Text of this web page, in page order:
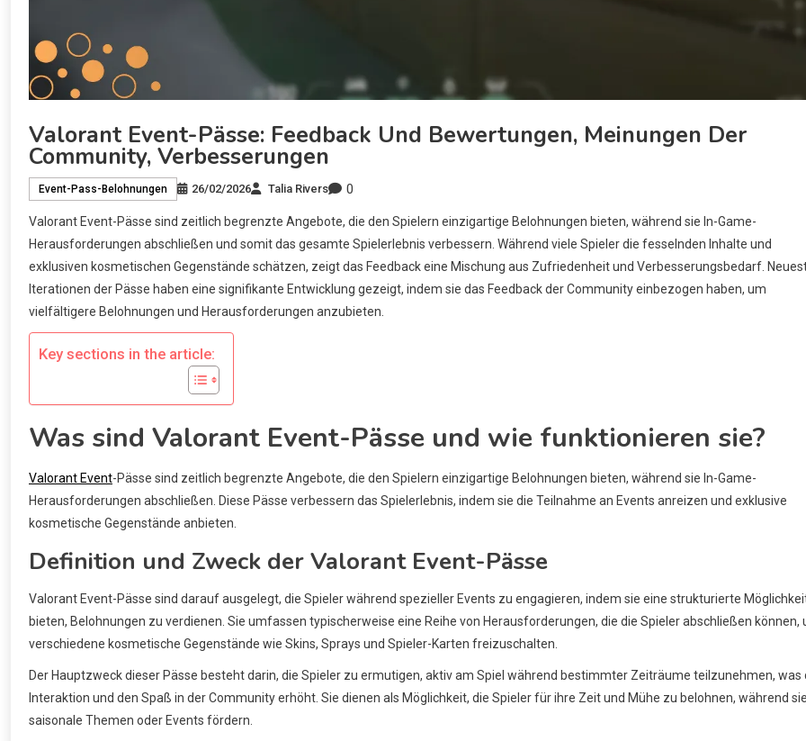
Valorant Event-Pässe: Feedback Und Bewertungen, Meinungen Der
Community, Verbesserungen
Event-Pass-Belohnungen 26/02/2026 Talia Rivers 0
Valorant Event-Pässe sind zeitlich begrenzte Angebote, die den Spielern einzigartige Belohnungen bieten, während sie In-Game-
Herausforderungen abschließen und somit das gesamte Spielerlebnis verbessern. Während viele Spieler die fesselnden Inhalte und
exklusiven kosmetischen Gegenstände schätzen, zeigt das Feedback eine Mischung aus Zufriedenheit und Verbesserungsbedarf.
Iterationen der Pässe haben eine signifikante Entwicklung gezeigt, indem sie das Feedback der Community einbezogen haben, um
vielfältigere Belohnungen und Herausforderungen anzubieten.
Key sections in the article:
Was sind Valorant Event-Pässe und wie funktionieren sie?
Valorant Event-Pässe sind zeitlich begrenzte Angebote, die den Spielern einzigartige Belohnungen bieten, während sie In-Game-
Herausforderungen abschließen. Diese Pässe verbessern das Spielerlebnis, indem sie die Teilnahme an Events anreizen und exklusive
kosmetische Gegenstände anbieten.
Definition und Zweck der Valorant Event-Pässe
Valorant Event-Pässe sind darauf ausgelegt, die Spieler während spezieller Events zu engagieren, indem sie eine strukturierte
bieten, Belohnungen zu verdienen. Sie umfassen typischerweise eine Reihe von Herausforderungen, die die Spieler abschließen können,
verschiedene kosmetische Gegenstände wie Skins, Sprays und Spieler-Karten freizuschalten.
Der Hauptzweck dieser Pässe besteht darin, die Spieler zu ermutigen, aktiv am Spiel während bestimmter Zeiträume teilzunehmen, was
Interaktion und den Spaß in der Community erhöht. Sie dienen als Möglichkeit, die Spieler für ihre Zeit und Mühe zu belohnen, während
saisonale Themen oder Events fördern.